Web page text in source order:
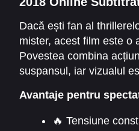
Dacă ești fan al
mister, acest film este o
Povestea combina
suspansul, iar vizualul
misterios; devine
supraviețuire și curajul
Avantaje pentru
🔥 Tensiune